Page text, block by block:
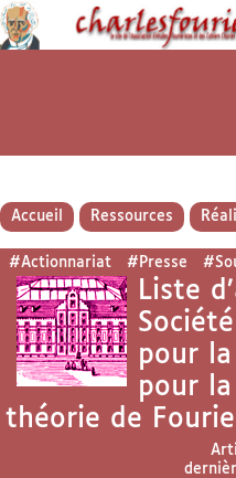
Accueil Ressources
#Actionnariat #Presse
Liste
pour
pour
théorie de